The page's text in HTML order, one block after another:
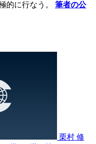
的に行なう。 筆者の公
栗村 修